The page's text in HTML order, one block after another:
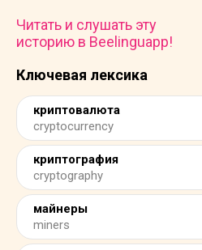
Ключевая лексика
криптовалюта
cryptocurrency
криптография
cryptography
майнеры
miners
Читать и слушать эту
историю в Beelinguapp!